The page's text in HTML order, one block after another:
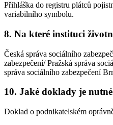
Přihláška do registru plátců
variabilního symbolu.
8. Na které instituci
Česká správa sociálního
zabezpečení/ Pražská správa
správa sociálního zabezpečení
10. Jaké doklady je
Doklad o podnikatelském